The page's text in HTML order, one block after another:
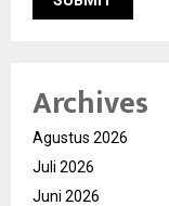
Archives
Agustus 2026
Juli 2026
Juni 2026